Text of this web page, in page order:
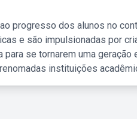
progresso dos alunos no
e são impulsionadas por
se tornarem uma geração
instituições